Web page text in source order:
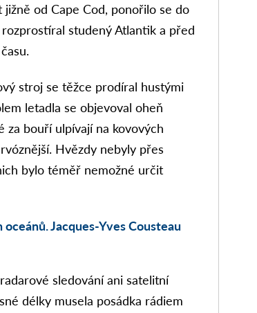
od Cape Cod, ponořilo se do
studený Atlantik a před
stroj se těžce prodíral hustými
letadla se objevoval oheň
za bouří ulpívají na kovových
Hvězdy nebyly přes
bylo téměř nemožné určit
Jacques-Yves Cousteau
sledování ani satelitní
délky musela posádka rádiem